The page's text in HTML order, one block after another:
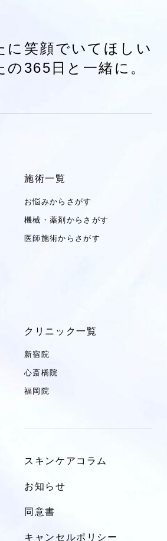
に笑顔でいてほしい
の365日と一緒に。
施術一覧
お悩みからさがす
機械・薬剤からさがす
医師施術からさがす
クリニック一覧
新宿院
心斎橋院
福岡院
スキンケアコラム
お知らせ
同意書
キャンセルポリシー